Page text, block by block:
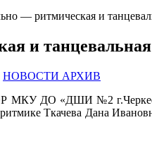
— ритмическая и
и танцевальная
НОВОСТИ АРХИВ
МКУ ДО «ДШИ №2
Ткачева Дана